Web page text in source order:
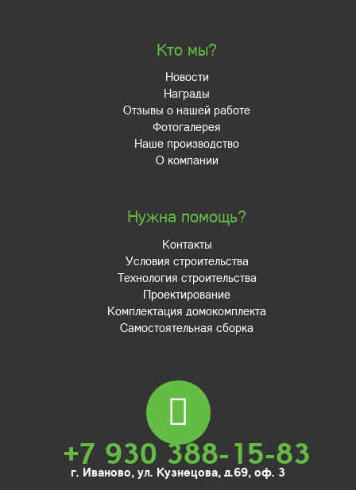
Кто мы?
Новости
Награды
Отзывы о нашей работе
Фотогалерея
Наше производство
О компании
Нужна помощь?
Контакты
Условия строительства
Технология строительства
Проектирование
Комплектация домокомплекта
Самостоятельная сборка
+7 930 388-15-83
г. Иваново, ул. Кузнецова, д.69, оф. 3